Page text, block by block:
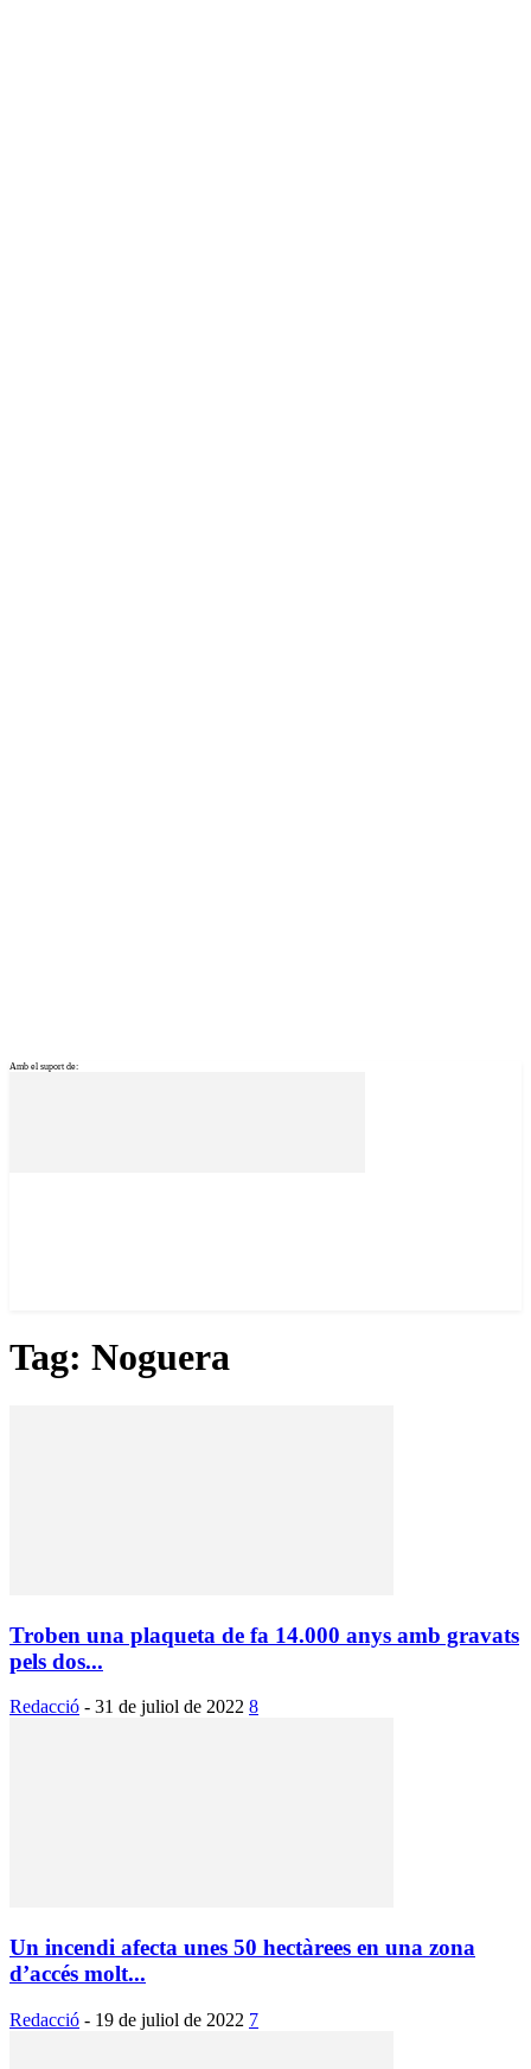
Amb el suport de:
Tag: Noguera
Troben una plaqueta de fa 14.000 anys amb gravats
pels dos...
Redacció - 31 de juliol de 2022 8
Un incendi afecta unes 50 hectàrees en una zona
d’accés molt...
Redacció - 19 de juliol de 2022 7